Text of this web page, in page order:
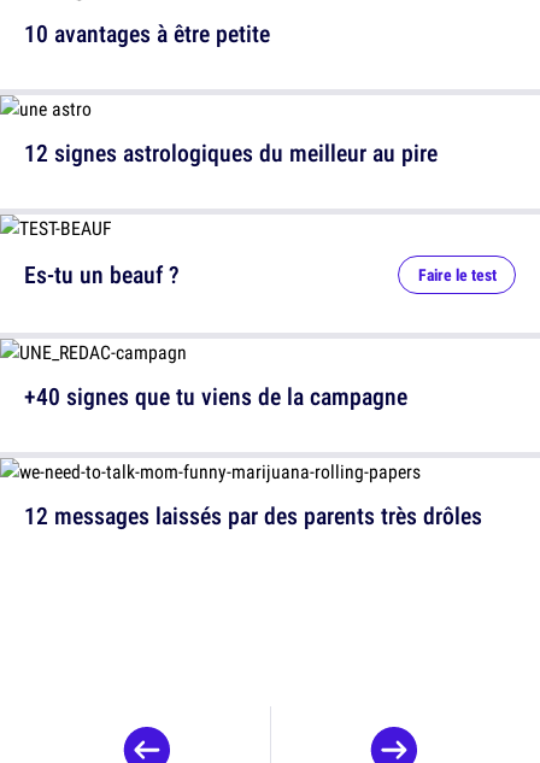
10 avantages à être petite
12 signes astrologiques du meilleur au pire
12 messages laissés par des parents très drôles
Es-tu un beauf ? Faire le test
+40 signes que tu viens de la campagne